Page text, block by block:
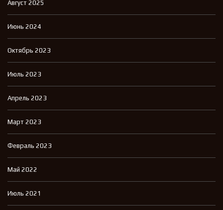
Август 2025
Июнь 2024
Октябрь 2023
Июль 2023
Апрель 2023
Март 2023
Февраль 2023
Май 2022
Июль 2021